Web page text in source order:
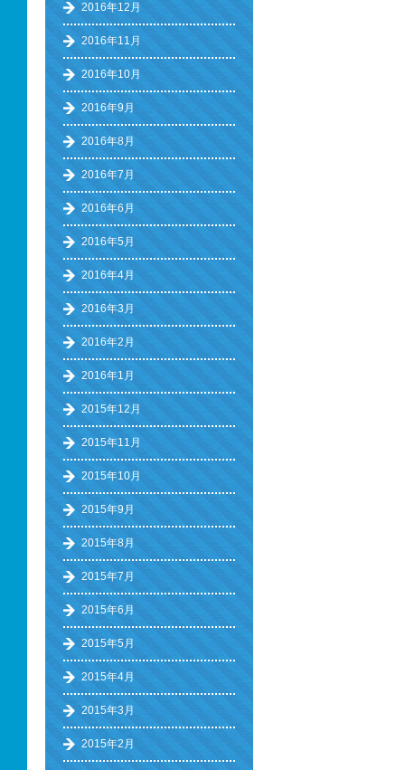
2016年12月
2016年11月
2016年10月
2016年9月
2016年8月
2016年7月
2016年6月
2016年5月
2016年4月
2016年3月
2016年2月
2016年1月
2015年12月
2015年11月
2015年10月
2015年9月
2015年8月
2015年7月
2015年6月
2015年5月
2015年4月
2015年3月
2015年2月